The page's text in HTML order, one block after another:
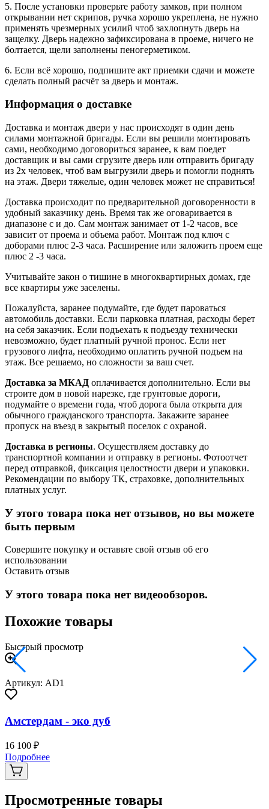
5. После установки проверьте работу замков, при полном
открывании нет скрипов, ручка хорошо укреплена, не нужно
применять чрезмерных усилий чтоб захлопнуть дверь на
защелку. Дверь надежно зафиксирована в проеме, ничего не
болтается, щели заполнены пеногерметиком.
6. Если всё хорошо, подпишите акт приемки сдачи и можете
сделать полный расчёт за дверь и монтаж.
Информация о доставке
Доставка и монтаж двери у нас происходят в один день
силами монтажной бригады. Если вы решили монтировать
сами, необходимо договориться заранее, к вам поедет
доставщик и вы сами сгрузите дверь или отправить бригаду
из 2х человек, чтоб вам выгрузили дверь и помогли поднять
на этаж. Двери тяжелые, один человек может не справиться!
Доставка происходит по предварительной договоренности в
удобный заказчику день. Время так же оговаривается в
диапазоне с и до. Сам монтаж занимает от 1-2 часов, все
зависит от проема и объема работ. Монтаж под ключ с
доборами плюс 2-3 часа. Расширение или заложить проем еще
плюс 2 -3 часа.
Учитывайте закон о тишине в многоквартирных домах, где
все квартиры уже заселены.
Пожалуйста, заранее подумайте, где будет пароваться
автомобиль доставки. Если парковка платная, расходы берет
на себя заказчик. Если подъехать к подъезду технически
невозможно, будет платный ручной пронос. Если нет
грузового лифта, необходимо оплатить ручной подъем на
этаж. Все решаемо, но сложности за ваш счет.
Доставка за МКАД оплачивается дополнительно. Если вы
строите дом в новой нарезке, где грунтовые дороги,
подумайте о времени года, чтоб дорога была открыта для
обычного гражданского транспорта. Закажите заранее
пропуск на въезд в закрытый поселок с охраной.
Доставка в регионы. Осуществляем доставку до
транспортной компании и отправку в регионы. Фотоотчет
перед отправкой, фиксация целостности двери и упаковки.
Рекомендации по выбору ТК, страховке, дополнительных
платных услуг.
У этого товара пока нет отзывов, но вы можете
быть первым
Совершите покупку и оставьте свой отзыв об его
использовании
Оставить отзыв
У этого товара пока нет видеообзоров.
Похожие товары
Быстрый просмотр
Артикул: AD1
Амстердам - эко дуб
16 100 ₽
Подробнее
Просмотренные товары